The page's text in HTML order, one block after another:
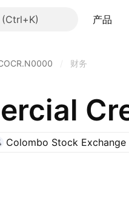
产品
财务
Colombo Stock Exchange